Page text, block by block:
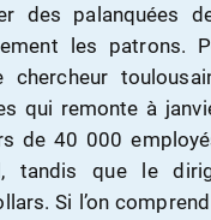
des palanquées
les patrons.
chercheur
qui remonte à
de 40 000
tandis que le
Si l’on